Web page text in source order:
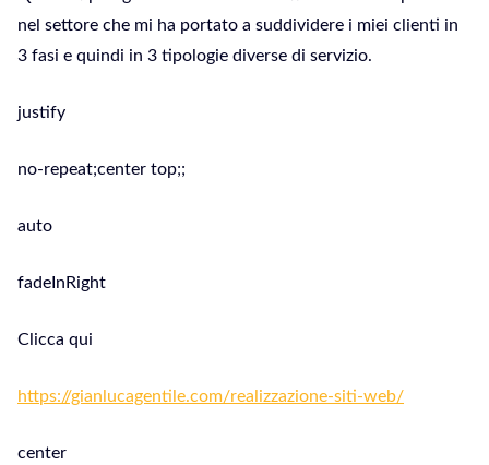
nel settore che mi ha portato a suddividere i miei clienti in
3 fasi e quindi in 3 tipologie diverse di servizio.
justify
no-repeat;center top;;
auto
fadeInRight
Clicca qui
https://gianlucagentile.com/realizzazione-siti-web/
center